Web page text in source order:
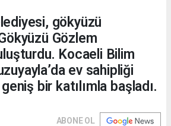
gökyüzü
Gözlem
Kocaeli Bilim
ev sahipliği
bir katılımla başladı.
ABONE OL